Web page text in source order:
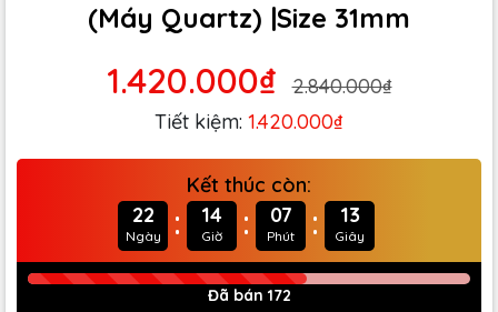
(Máy Quartz) |Size 31mm
1.420.000₫
2.840.000₫
Tiết kiệm: 1.420.000₫
Kết thúc còn:
22
Ngày : 14
Giờ : 07
Phút : 12
Giây
Đã bán 172